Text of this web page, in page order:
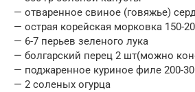
— отваренное свиное (говяжье)
— острая корейская морковка 150-
— 6-7 перьев зеленого лука
— болгарский перец 2 шт(можно
— поджаренное куриное филе 200-
— 2 соленых огурца